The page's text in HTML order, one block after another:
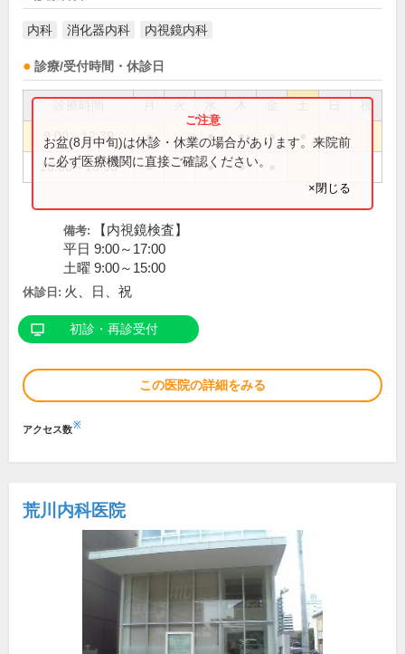
内科 消化器内科 内視鏡内科
診療/受付時間・休診日
祝
9:00～12:30 ● ● ● ●
16:00～18:00 ● ● ●
お盆(8月中旬)は休診・休業の場合があります。来院前
に必ず医療機関に直接ご確認ください。
×閉じる
備考:
【内視鏡検査】
平日 9:00～17:00
土曜 9:00～15:00
休診日: 火、日、祝
初診・再診受付
この医院の詳細をみる
アクセス数※
荒川内科医院